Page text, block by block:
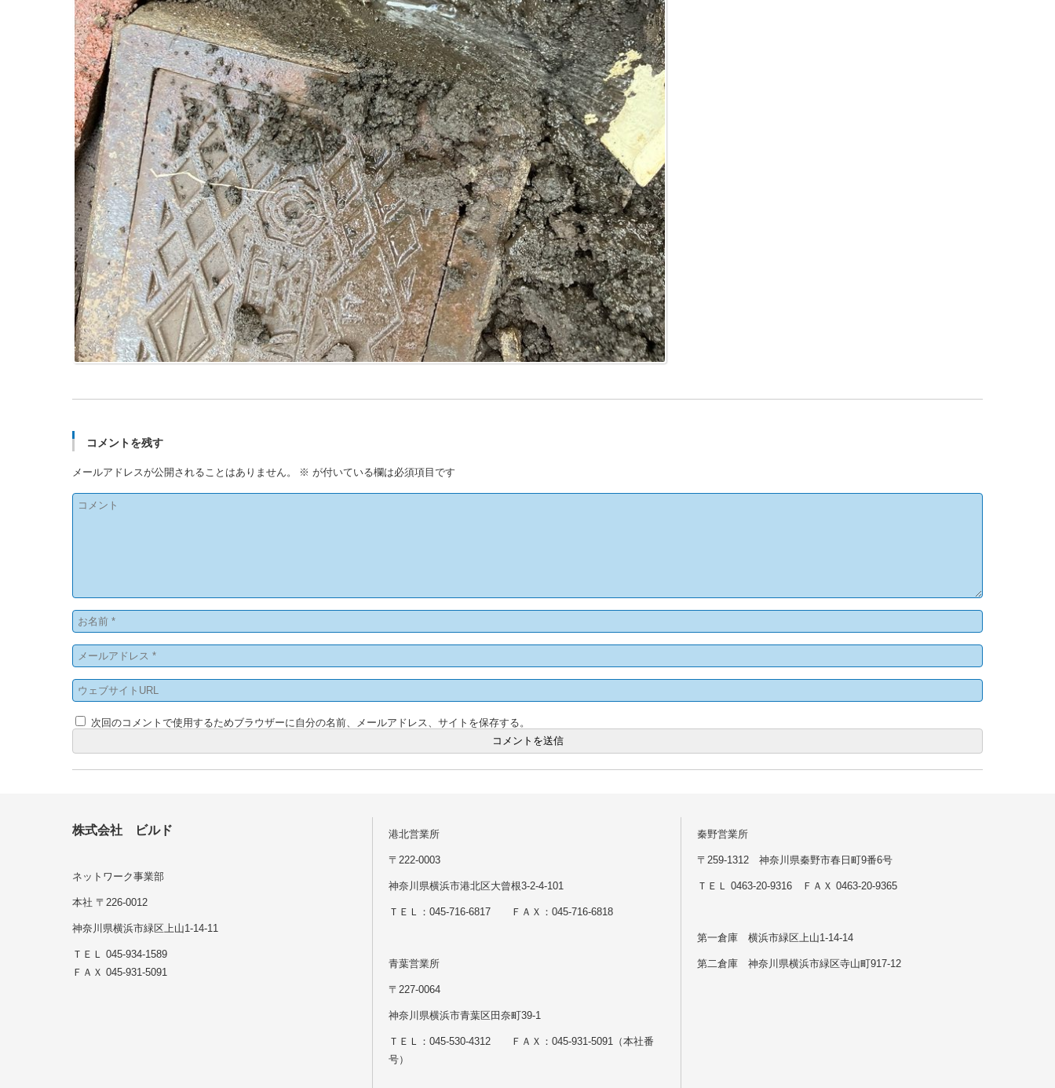
コメントを残す
メールアドレスが公開されることはありません。 ※ が付いている欄は必須項目です
次回のコメントで使用するためブラウザーに自分の名前、メールアドレス、サイトを保存する。
株式会社 ビルド
ネットワーク事業部
本社 〒226-0012
神奈川県横浜市緑区上山1-14-11
ＴＥＬ 045-934-1589
ＦＡＸ 045-931-5091
港北営業所
〒222-0003
神奈川県横浜市港北区大曾根3-2-4-101
ＴＥＬ：045-716-6817 ＦＡＸ：045-716-6818
青葉営業所
〒227-0064
神奈川県横浜市青葉区田奈町39-1
ＴＥＬ：045-530-4312 ＦＡＸ：045-931-5091（本社番
号）
秦野営業所
〒259-1312 神奈川県秦野市春日町9番6号
ＴＥＬ 0463-20-9316 ＦＡＸ 0463-20-9365
第一倉庫 横浜市緑区上山1-14-14
第二倉庫 神奈川県横浜市緑区寺山町917-12